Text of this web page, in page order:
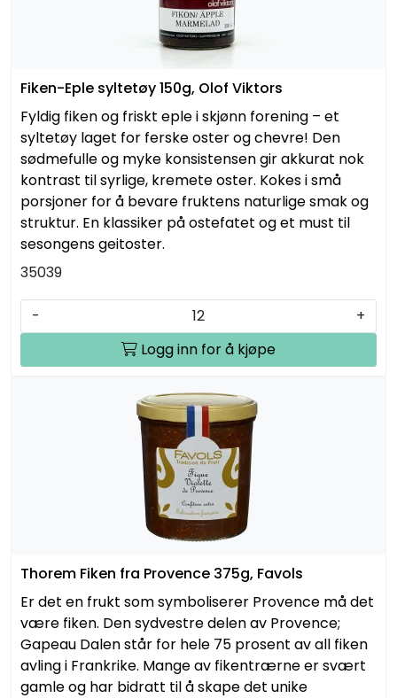
Fiken-Eple syltetøy 150g, Olof Viktors
Fyldig fiken og friskt eple i skjønn forening – et
syltetøy laget for ferske oster og chevre! Den
sødmefulle og myke konsistensen gir akkurat nok
kontrast til syrlige, kremete oster. Kokes i små
porsjoner for å bevare fruktens naturlige smak og
struktur. En klassiker på ostefatet og et must til
sesongens geitoster.
35039
-
+
Logg inn for å kjøpe
Thorem Fiken fra Provence 375g, Favols
Er det en frukt som symboliserer Provence må det
være fiken. Den sydvestre delen av Provence;
Gapeau Dalen står for hele 75 prosent av all fiken
avling i Frankrike. Mange av fikentrærne er svært
gamle og har bidratt til å skape det unike